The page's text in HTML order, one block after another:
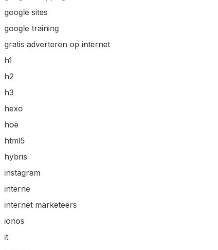
google sites
google training
gratis adverteren op internet
h1
h2
h3
hexo
hoe
html5
hybris
instagram
interne
internet marketeers
ionos
it